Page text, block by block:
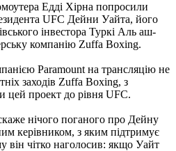
Едді Хірна попросили
UFC Дейни Уайта, його
інвестора Туркі Аль аш-
компанію Zuffa Boxing.
Paramount на трансляцію не
заходів Zuffa Boxing, з
цей проект до рівня UFC.
нічого поганого про Дейну
керівником, з яким підтримує
він чітко наголосив: якщо Уайт